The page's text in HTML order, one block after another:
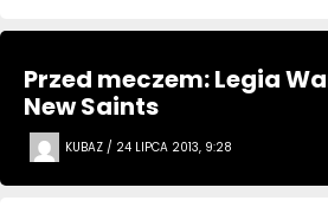
Przed meczem: Legia
New Saints
KUBAZ / 24 LIPCA 2013, 9:28